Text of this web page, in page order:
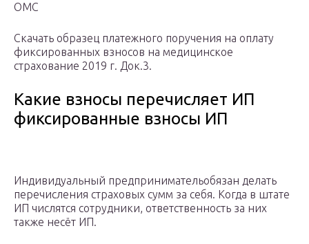
ОМС
Скачать образец платежного поручения на оплату
фиксированных взносов на медицинское
страхование 2019 г. Док.3.
Какие взносы перечисляет ИП
фиксированные взносы ИП
Индивидуальный предпринимательобязан делать
перечисления страховых сумм за себя. Когда в штате
ИП числятся сотрудники, ответственность за них
также несёт ИП.